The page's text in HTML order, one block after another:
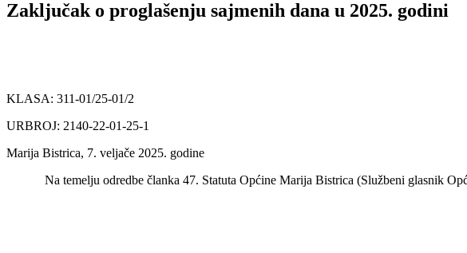
Zaključak o proglašenju sajmenih dana u 2025. godini
KLASA: 311-01/25-01/2
URBROJ: 2140-22-01-25-1
Marija Bistrica, 7. veljače 2025. godine
Na temelju odredbe članka 47. Statuta Općine Marija Bistrica (Službeni glasnik